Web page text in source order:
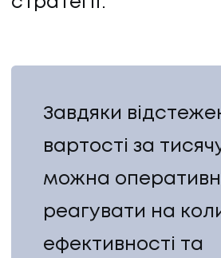
Завдяки
вартості за
можна
реагувати на
ефективності та